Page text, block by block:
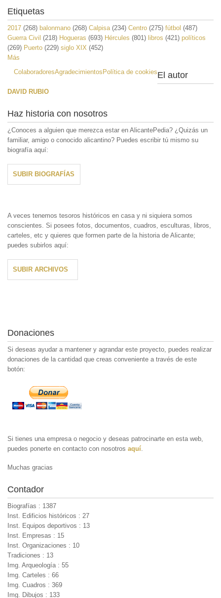
Etiquetas
2017 (268) balonmano (268) Calpisa(234) Centro (275) fútbol (487)
Guerra Civil (218) Hogueras (693) Hércules (801) libros (421) políticos
(269) Puerto (229) siglo XIX (452)
Más
ColaboradoresAgradecimientosPolítica de cookiesEl autor
DAVID RUBIO
Haz historia con nosotros
¿Conoces a alguien que merezca estar en AlicantePedia? ¿Quizás un
familiar, amigo o conocido alicantino? Puedes escribir tú mismo su
biografía aquí:
SUBIR BIOGRAFÍAS
A veces tenemos tesoros históricos en casa y ni siquiera somos
conscientes. Si posees fotos, documentos, cuadros, esculturas, libros,
carteles, etc y quieres que formen parte de la historia de Alicante;
puedes subirlos aquí:
SUBIR ARCHIVOS
Donaciones
Si deseas ayudar a mantener y agrandar este proyecto, puedes realizar
donaciones de la cantidad que creas conveniente a través de este
botón:
Si tienes una empresa o negocio y deseas patrocinarte en esta web,
puedes ponerte en contacto con nosotros aquí
Muchas gracias
Contador
Biografías : 1387
Inst. Edificios históricos : 27
Inst. Equipos deportivos : 13
Inst. Empresas : 15
Inst. Organizaciones : 10
Tradiciones : 13
Img. Arqueología : 55
Img. Carteles : 66
Img. Cuadros : 369
Img. Dibujos : 133